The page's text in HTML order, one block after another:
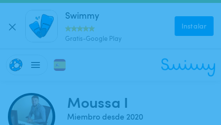
Swimmy
Gratis-Google Play
Instalar
Moussa I
Miembro desde 2020